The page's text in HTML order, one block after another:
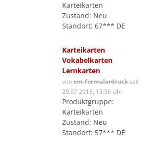
Karteikarten
Zustand: Neu
Standort: 67*** DE
Karteikarten
Vokabelkarten
Lernkarten
vonem-formulardruckseit
29.07.2018, 13:36 Uhr
Produktgruppe:
Karteikarten
Zustand: Neu
Standort: 57*** DE